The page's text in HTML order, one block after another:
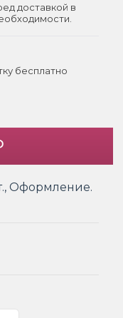
доставкой в
бесплатно
Оформление.